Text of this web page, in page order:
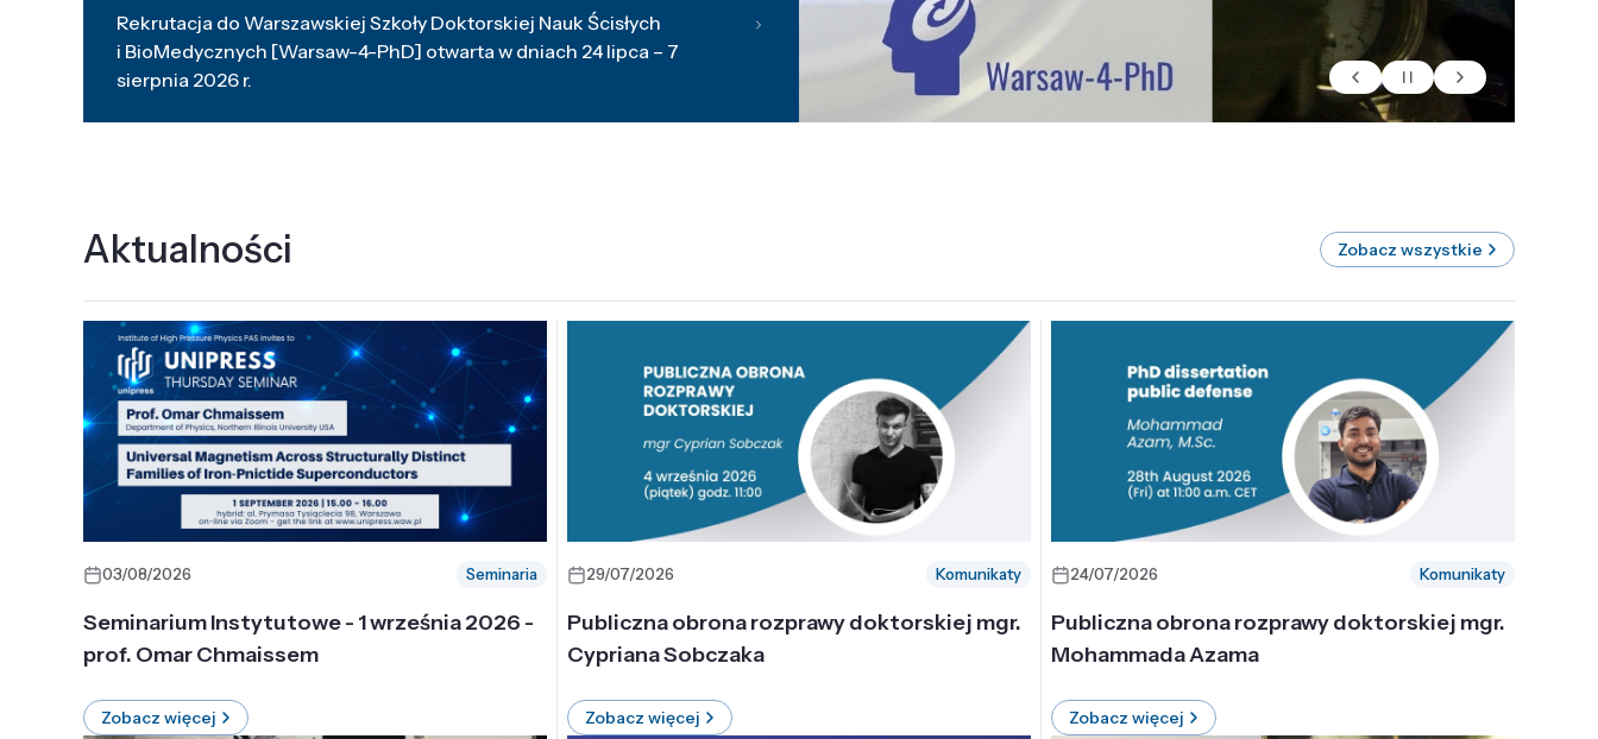
Rekrutacja do Warszawskiej Szkoły Doktorskiej Nauk Ścisłych
i BioMedycznych [Warsaw-4-PhD] otwarta w dniach 24 lipca – 7
sierpnia 2026 r.
Aktualności Zobacz wszystkie
03/08/2026 Seminaria
Seminarium Instytutowe - 1 września 2026 -
prof. Omar Chmaissem
Zobacz więcej
29/07/2026 Komunikaty
Publiczna obrona rozprawy doktorskiej mgr.
Cypriana Sobczaka
Zobacz więcej
24/07/2026 Komunikaty
Publiczna obrona rozprawy doktorskiej mgr.
Mohammada Azama
Zobacz więcej